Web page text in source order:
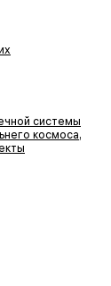
системы
космоса,